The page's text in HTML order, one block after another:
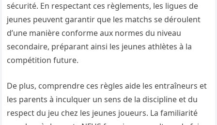
sécurité. En respectant ces règlements, les ligues de
jeunes peuvent garantir que les matchs se déroulent
d’une manière conforme aux normes du niveau
secondaire, préparant ainsi les jeunes athlètes à la
compétition future.
De plus, comprendre ces règles aide les entraîneurs et
les parents à inculquer un sens de la discipline et du
respect du jeu chez les jeunes joueurs. La familiarité